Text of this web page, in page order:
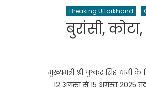
Breaking Uttarkhand
बुरांसी,
मुख्यमंत्री श्री पुष्कर सिंह धामी
12 अगस्त से 15 अगस्त 2025